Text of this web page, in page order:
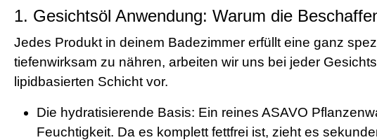
1. Gesichtsöl Anwendung: Warum die
Jedes Produkt in deinem Badezimmer erfüllt eine ganz
tiefenwirksam zu nähren, arbeiten wir uns bei jeder
lipidbasierten Schicht vor.
Die hydratisierende Basis: Ein reines ASAVO
Feuchtigkeit. Da es komplett fettfrei ist, zieht es